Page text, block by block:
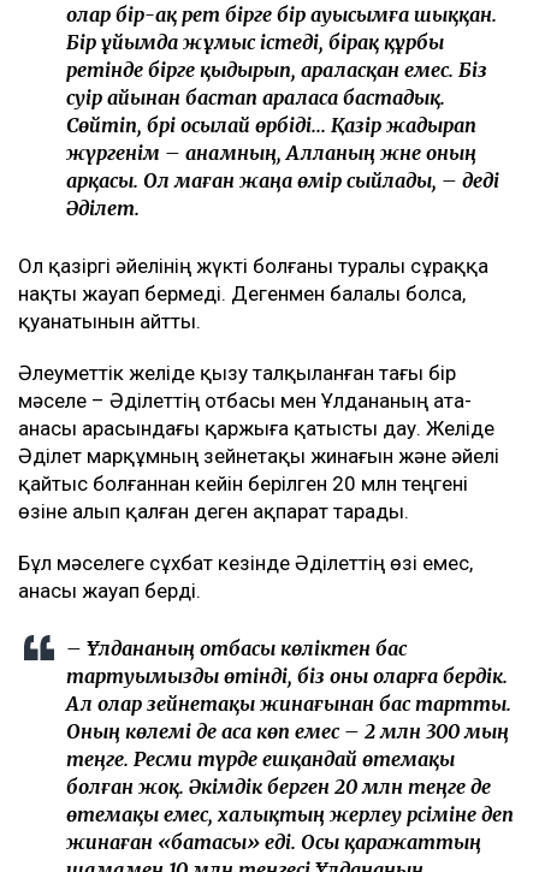
олар бір-ақ рет бірге бір ауысымға шыққан.
Бір ұйымда жұмыс істеді, бірақ құрбы
ретінде бірге қыдырып, араласқан емес. Біз
сәуір айынан бастап араласа бастадық.
Сөйтіп, бәрі осылай өрбіді... Қазір жадырап
жүргенім – анамның, Алланың және оның
арқасы. Ол маған жаңа өмір сыйлады, – деді
Әділет.
Ол қазіргі әйелінің жүкті болғаны туралы сұраққа
нақты жауап бермеді. Дегенмен балалы болса,
қуанатынын айтты.
Әлеуметтік желіде қызу талқыланған тағы бір
мәселе – Әділеттің отбасы мен Ұлдананың ата-
анасы арасындағы қаржыға қатысты дау. Желіде
Әділет марқұмның зейнетақы жинағын және әйелі
қайтыс болғаннан кейін берілген 20 млн теңгені
өзіне алып қалған деген ақпарат тарады.
Бұл мәселеге сұхбат кезінде Әділеттің өзі емес,
анасы жауап берді.
– Ұлдананың отбасы көліктен бас
тартуымызды өтінді, біз оны оларға бердік.
Ал олар зейнетақы жинағынан бас тартты.
Оның көлемі де аса көп емес – 2 млн 300 мың
теңге. Ресми түрде ешқандай өтемақы
болған жоқ. Әкімдік берген 20 млн теңге де
өтемақы емес, халықтың жерлеу рәсіміне деп
жинаған «батасы» еді. Осы қаражаттың